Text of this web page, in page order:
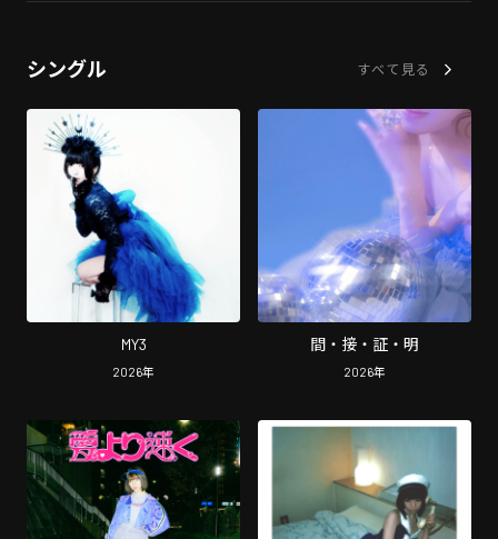
シングル すべて見る
MY3
2026年
間・接・証・明
2026年